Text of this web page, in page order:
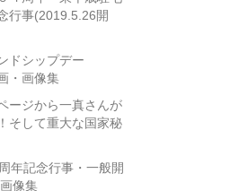
行事(2019.5.26開
ドシップデー
・画像集
ージから一真さんが
そして重大な国家秘
年記念行事・一般開
像集